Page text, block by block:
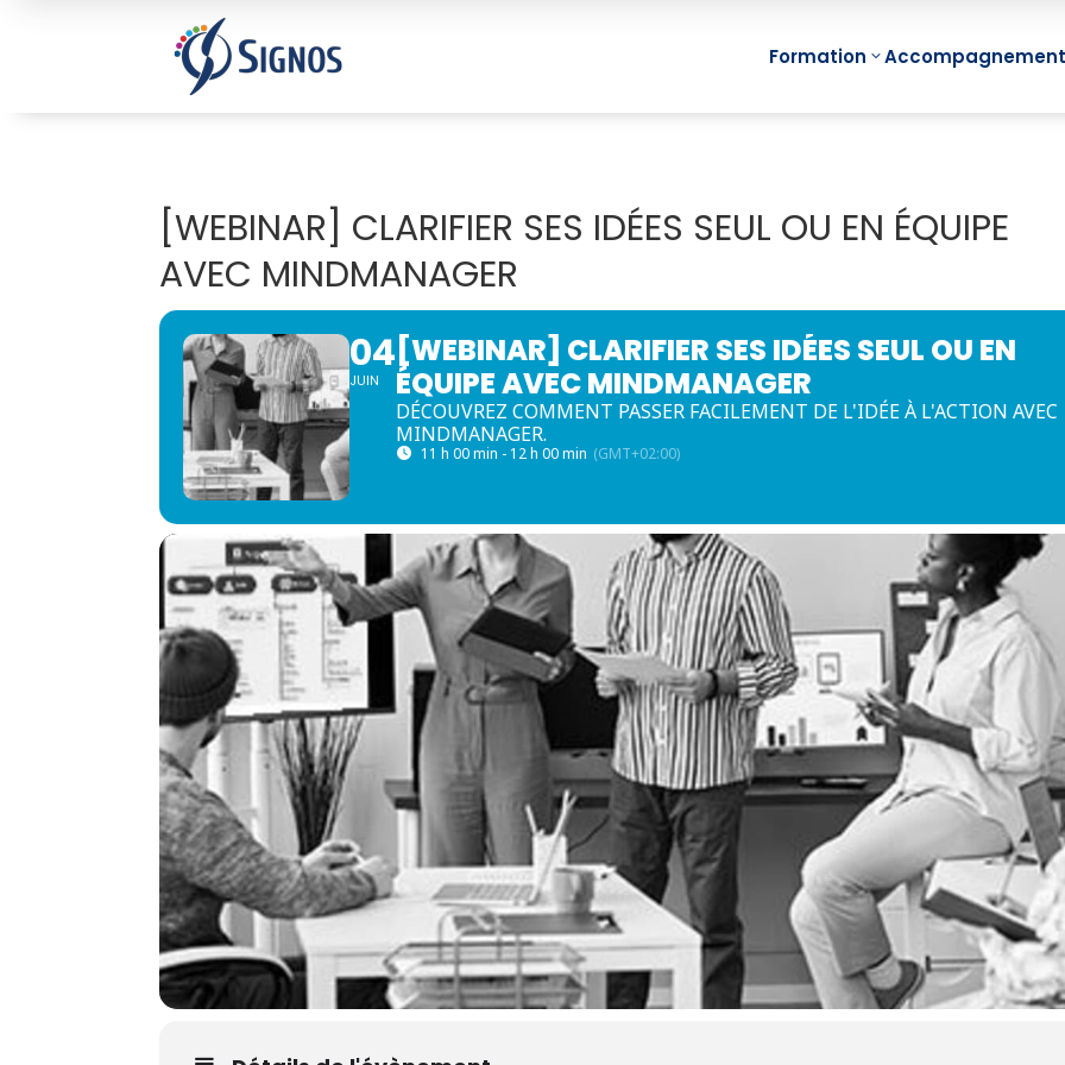
Formation
Management
Visuel Individuel
Management
Visuel d’Equipe
Visuel de Projet
Management
Processus
Management
Visuel
Stratégique
Management
Visuel by
Signos
e-
CPF

Accompagnement
[WEBINAR] CLARIFIER SES IDÉES SEUL OU EN ÉQUIPE
AVEC MINDMANAGER
04
JUIN
[WEBINAR] CLARIFIER SES IDÉES SEUL OU EN
ÉQUIPE AVEC MINDMANAGER
DÉCOUVREZ COMMENT PASSER FACILEMENT DE L'IDÉE À L'ACTION AVEC
MINDMANAGER.
11 h 00 min - 12 h 00 min (GMT+02:00)